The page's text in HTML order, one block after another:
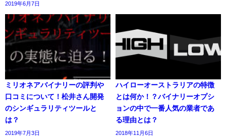
2019年6月7日
ミリオネアバイナリーの評判や
口コミについて！松井さん開発
のシンギュラリティツールと
は？
2019年7月3日
ハイローオーストラリアの特徴
とは何か！？バイナリーオプシ
ョンの中で一番人気の業者であ
る理由とは？
2018年11月6日